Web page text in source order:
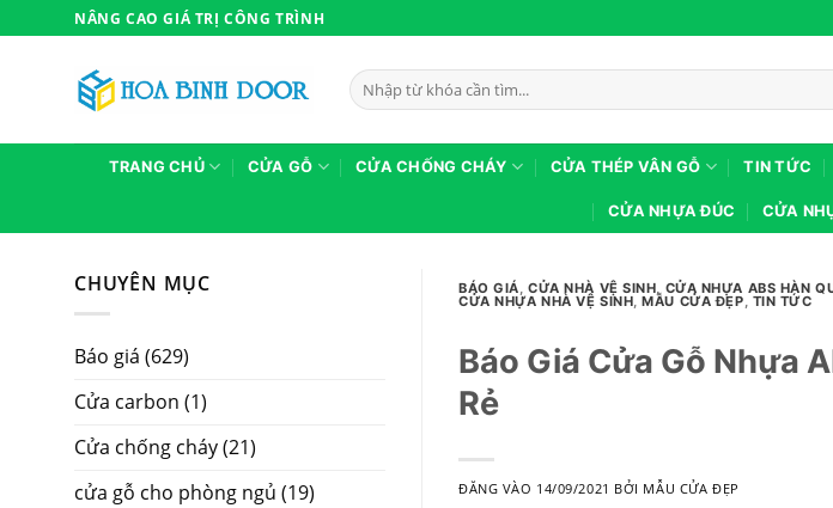
qua
NÂNG CAO GIÁ TRỊ CÔNG TRÌNH
Tìm
kiếm:
TRANG CHỦ CỬA GỖ CỬA CHỐNG CHÁY CỬA THÉP VÂN GỖ TIN TỨC
CỬA NHỰA ĐÚC CỬA
CHUYÊN MỤC
Báo giá (629)
Cửa carbon (1)
Cửa chống cháy(21)
cửa gỗ cho phòng ngủ (19)
BÁO GIÁ,CỬA NHÀ VỆ SINH, CỬA NHỰA ABS HÀN
CỬA NHỰA NHÀ VỆ SINH,MẪU CỬA ĐẸP, TIN TỨC
Báo Giá Cửa Gỗ Nhựa
Rẻ
ĐĂNG VÀO 14/09/2021 BỞI MẪU CỬA ĐẸP